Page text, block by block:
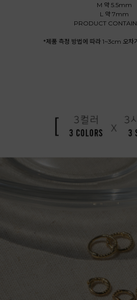
M 약 5.5mm
L 약 7mm
PRODUCT
*제품 측정 방법에 따라 1~3cm 오차